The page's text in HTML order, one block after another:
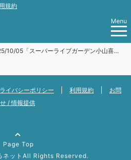
規約
Menu
05「スーパーライブガーデン小山喜沢店」
イバシーポリシー 利用規約
お問
/ 情報提供
Page Top
ネット All Rights Reserved.